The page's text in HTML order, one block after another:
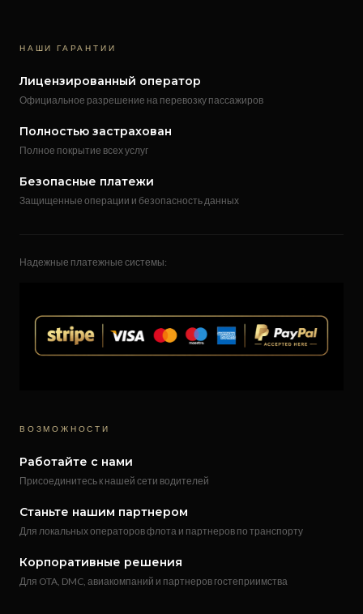
НАШИ ГАРАНТИИ
Лицензированный оператор
Официальное разрешение на перевозку пассажиров
Полностью застрахован
Полное покрытие всех услуг
Безопасные платежи
Защищенные операции и безопасность данных
Надежные платежные системы:
ВОЗМОЖНОСТИ
Работайте с нами
Присоединитесь к нашей сети водителей
Станьте нашим партнером
Для локальных операторов флота и партнеров по транспорту
Корпоративные решения
Для OTA, DMC, авиакомпаний и партнеров гостеприимства